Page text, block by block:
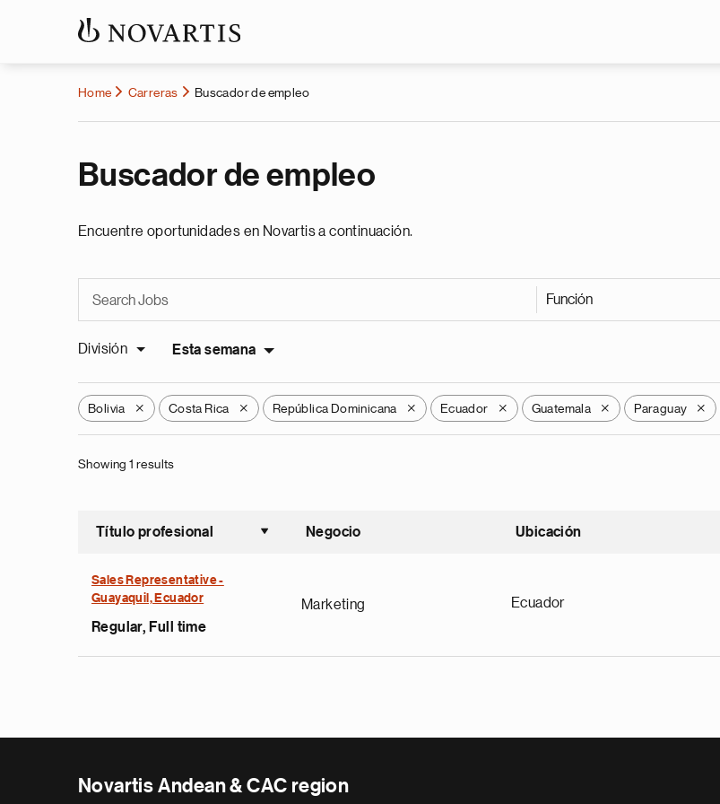
Home Carreras Buscador de empleo
Buscador de empleo
Encuentre oportunidades en Novartis a continuación.
Función
División Esta semana
Bolivia X Costa Rica X República Dominicana X Ecuador X Guatemala X Paraguay X
Showing 1 results
Título profesional
Ordenar ascendente
Negocio Ubicación
Sales Representative -
Guayaquil, Ecuador
Regular, Full time
Marketing Ecuador
Novartis Andean & CAC region